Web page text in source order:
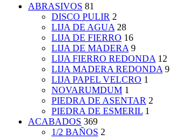
ABRASIVOS 81
DISCO PULIR 2
LIJA DE AGUA 28
LIJA DE FIERRO 16
LIJA DE MADERA 9
LIJA FIERRO REDONDA 12
LIJA MADERA REDONDA 9
LIJA PAPEL VELCRO 1
NOVARUMDUM 1
PIEDRA DE ASENTAR 2
PIEDRA DE ESMERIL 1
ACABADOS 369
1/2 BAÑOS 2